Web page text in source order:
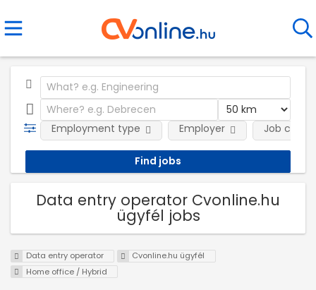
Employment type Employer Job
Data entry operator Cvonline.hu
ügyfél jobs
Data entry operator
Cvonline.hu ügyfél
Home office / Hybrid